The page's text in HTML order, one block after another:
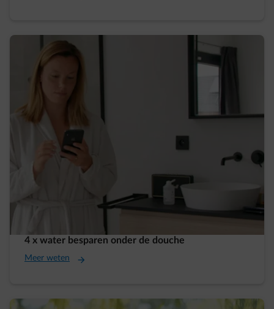
4 x water besparen onder de douche
Meer weten